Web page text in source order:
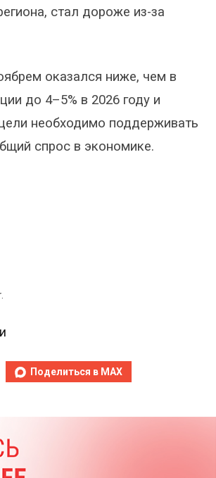
стал дороже из-за
оказался ниже, чем в
до 4–5% в 2026 году и
необходимо поддерживать
спрос в экономике.
Поделиться в MAX